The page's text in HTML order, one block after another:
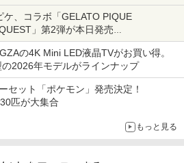
フになるセールが実施
ケ、コラボ「GELATO PIQUE
」第2弾が本日発売
ライムやわたぼう、ベビーサタンなどが
の4K Mini LED液晶TVがお買い得。
2026年モデルがラインナップ
セット「ポケモン」発売決定！
匹が大集合
もっと見る